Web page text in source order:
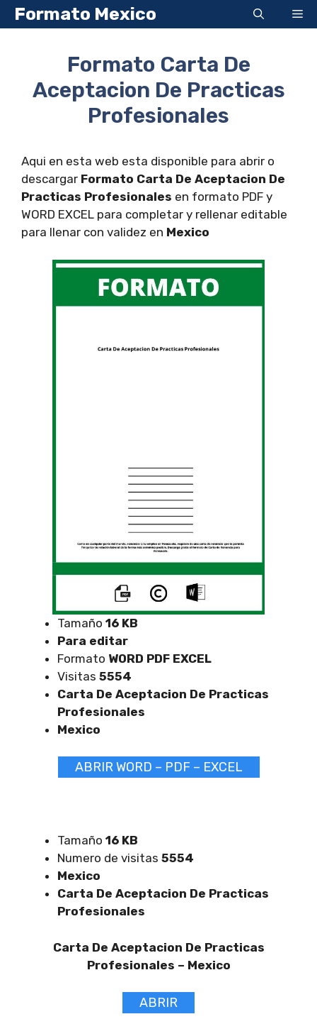
Saltar
al
Formato Mexico
Formato Carta De
Aceptacion De Practicas
Profesionales
Aqui en esta web esta disponible para abrir o
descargar Formato Carta De Aceptacion De
Practicas Profesionales en formato PDF y
WORD EXCEL para completar y rellenar editable
para llenar con validez en Mexico
Tamaño 16 KB
Para editar
Formato WORD PDF EXCEL
Visitas 5554
Carta De Aceptacion De Practicas
Profesionales
Mexico
ABRIR WORD – PDF – EXCEL
Tamaño 16 KB
Numero de visitas 5554
Mexico
Carta De Aceptacion De Practicas
Profesionales
Carta De Aceptacion De Practicas
Profesionales – Mexico
ABRIR